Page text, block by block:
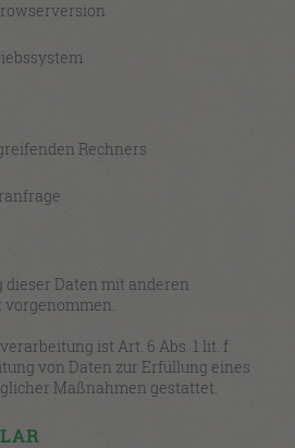
Rechners
Daten mit anderen
ist Art. 6 Abs. 1 lit. f
von Daten zur Erfüllung eines
Maßnahmen gestattet.